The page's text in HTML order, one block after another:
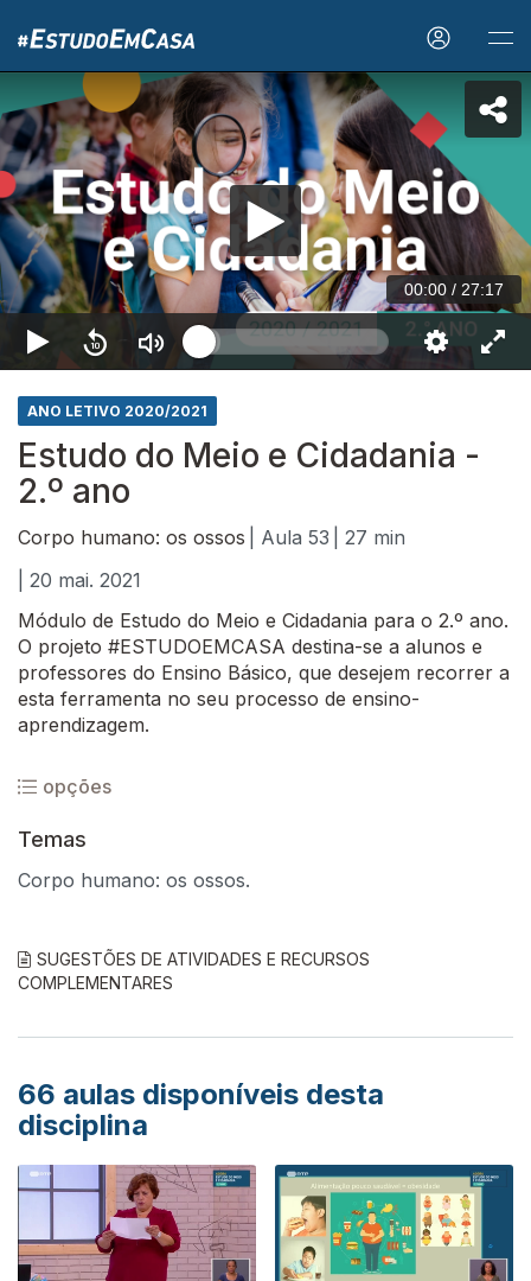
00:00 / 27:17
ANO LETIVO 2020/2021
Estudo do Meio e Cidadania -
2.º ano
Corpo humano: os ossos | Aula 53
| 27 min
| 20 mai. 2021
Módulo de Estudo do Meio e Cidadania para o 2.º ano.
O projeto #ESTUDOEMCASA destina-se a alunos e
professores do Ensino Básico, que desejem recorrer a
esta ferramenta no seu processo de ensino-
aprendizagem.
opções
Temas
Corpo humano: os ossos.
SUGESTÕES DE ATIVIDADES E RECURSOS
COMPLEMENTARES
66 aulas disponíveis desta
disciplina